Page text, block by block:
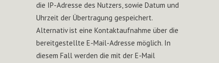
die IP-Adresse des Nutzers, sowie Datum und
Uhrzeit der Übertragung gespeichert.
Alternativ ist eine Kontaktaufnahme über die
bereitgestellte E-Mail-Adresse möglich. In
diesem Fall werden die mit der E-Mail